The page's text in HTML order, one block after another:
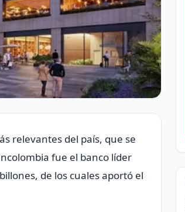
relevantes del país, que se
fue el banco líder
de los cuales aportó el